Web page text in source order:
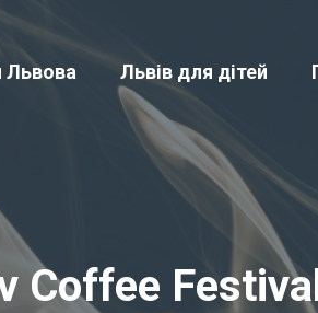
Львова Львів для дітей
Coffee